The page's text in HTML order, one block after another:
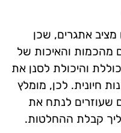
מציב אתגרים, שכן
מהכמות והאיכות של
והיכולת לסנן את
חיונית. לכן, מומלץ
שעוזרים לנתח את
קבלת ההחלטות.